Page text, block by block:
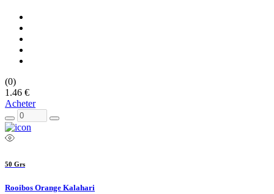
(0)
1.46 €
Acheter
50 Grs
Rooibos Orange Kalahari